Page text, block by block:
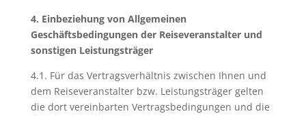
4. Einbeziehung von Allgemeinen
Geschäftsbedingungen der Reiseveranstalter und
sonstigen Leistungsträger
4.1. Für das Vertragsverhältnis zwischen Ihnen und
dem Reiseveranstalter bzw. Leistungsträger gelten
die dort vereinbarten Vertragsbedingungen und die